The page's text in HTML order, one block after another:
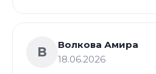
В
Волкова Амира
18.06.2026